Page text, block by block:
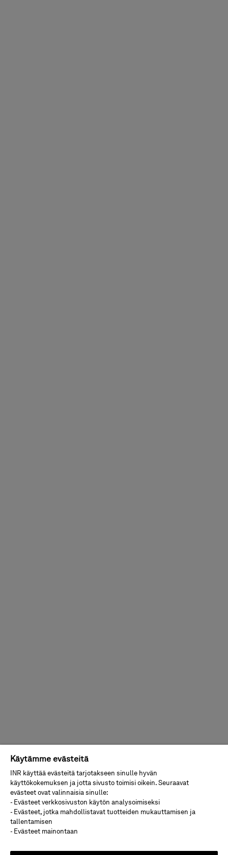
Käytämme evästeitä
INR käyttää evästeitä tarjotakseen sinulle hyvän
käyttökokemuksen ja jotta sivusto toimisi oikein. Seuraavat
evästeet ovat valinnaisia sinulle:
- Evästeet verkkosivuston käytön analysoimiseksi
- Evästeet, jotka mahdollistavat tuotteiden mukauttamisen ja
tallentamisen
- Evästeet mainontaan